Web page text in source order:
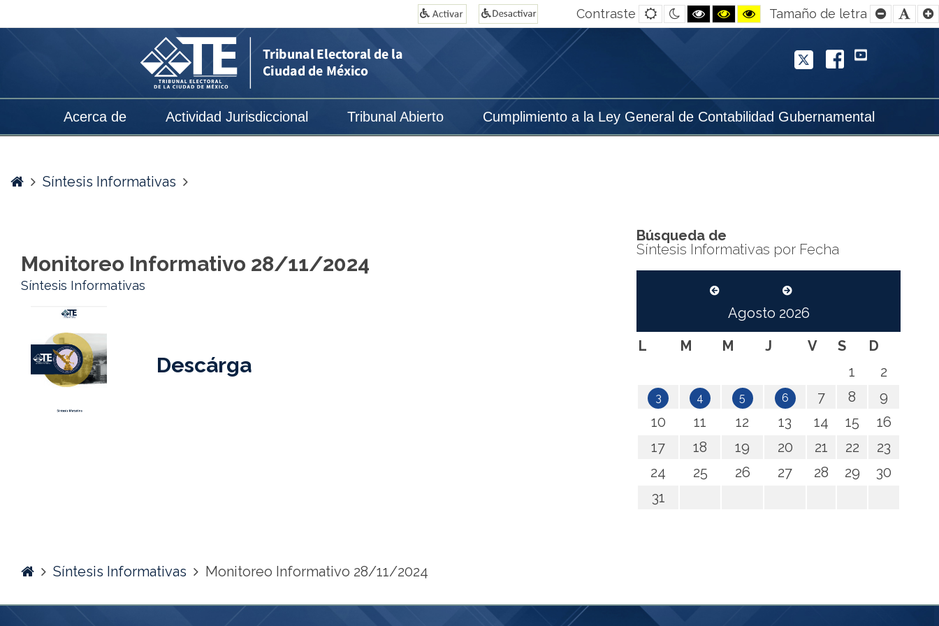
Electoral
Contraste
Default
contrast
Night
contrast
Black
and
Black
and
Yellow
and
contrast
Tamaño de letra
Smaller
FontFont
Acerca de Actividad Jurisdiccional Tribunal Abierto Cumplimiento a la Ley General de Contabilidad Gubernamental
Twitter
Facebook
YouTube
HomeSíntesis Informativas
Monitoreo Informativo 28/11/2024
Síntesis Informativas
Descárga
Búsqueda de
Síntesis Informativas por Fecha
Agosto 2026
L
M M J V S
D
1
2
3 4 5 6 7 8
9
10
11 12 13 14 15
16
17
18 19 20 21 22
23
24
25 26 27 28 29
30
31
HomeSíntesis Informativas Monitoreo Informativo 28/11/2024